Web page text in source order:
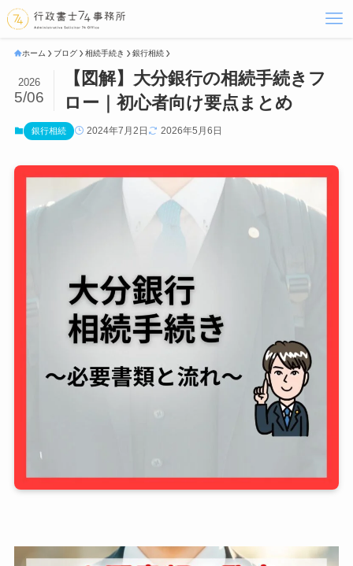
ホーム ブログ 相続手続き 銀行相続
【図解】大分銀行の相続手続きフ
ロー｜初心者向け要点まとめ
2026
5/06
銀行相続 2024年7月2日 2026年5月6日